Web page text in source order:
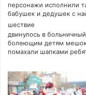
персонажи исполнили
бабушек и дедушек с
шествие
двинулось в
болеющим детям
помахали шапками